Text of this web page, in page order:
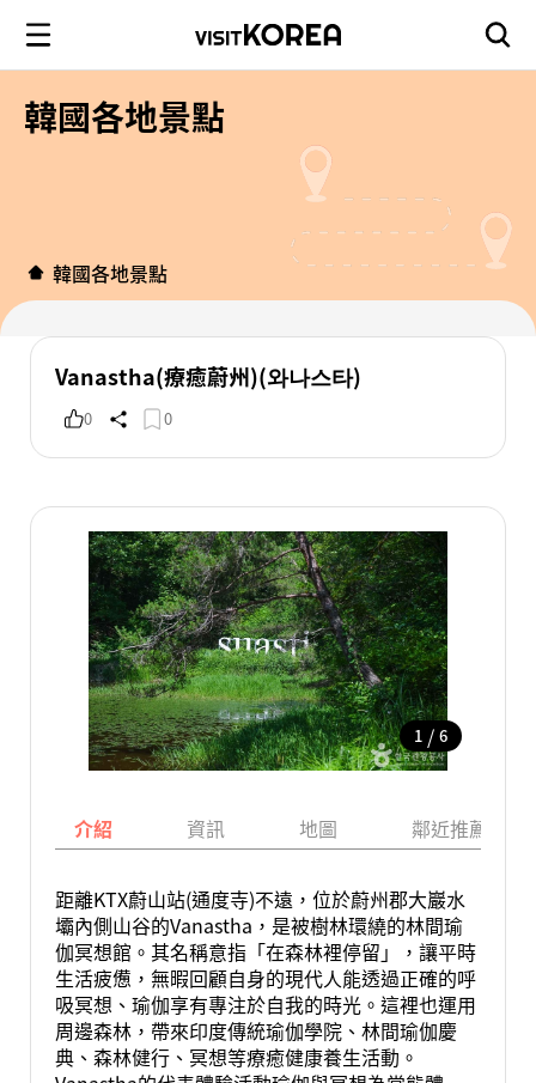
韓國各地景點
韓國各地景點
Vanastha(療癒蔚州)(와나스타)
0 0
1 / 6
介紹 資訊 地圖 鄰近推薦景點
距離KTX蔚山站(通度寺)不遠，位於蔚州郡大巖水
壩內側山谷的Vanastha，是被樹林環繞的林間瑜
伽冥想館。其名稱意指「在森林裡停留」，讓平時
生活疲憊，無暇回顧自身的現代人能透過正確的呼
吸冥想、瑜伽享有專注於自我的時光。這裡也運用
周邊森林，帶來印度傳統瑜伽學院、林間瑜伽慶
典、森林健行、冥想等療癒健康養生活動。